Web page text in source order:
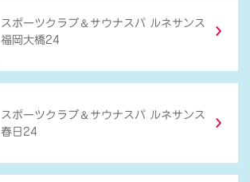
スポーツクラブ ＆ サウナスパ ルネサンス
福岡大橋24
スポーツクラブ ＆ サウナスパ ルネサンス
春日24